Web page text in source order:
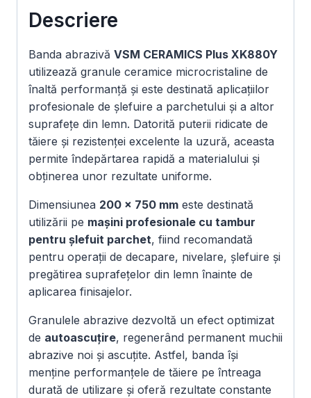
×
mm
|
Set
4
buc.
Descriere
Banda abrazivă VSM CERAMICS Plus XK880Y
utilizează granule ceramice microcristaline de
înaltă performanță și este destinată aplicațiilor
profesionale de șlefuire a parchetului și a altor
suprafețe din lemn. Datorită puterii ridicate de
tăiere și rezistenței excelente la uzură, aceasta
permite îndepărtarea rapidă a materialului și
obținerea unor rezultate uniforme.
Dimensiunea 200 × 750 mm este destinată
utilizării pe mașini profesionale cu tambur
pentru șlefuit parchet, fiind recomandată
pentru operații de decapare, nivelare, șlefuire și
pregătirea suprafețelor din lemn înainte de
aplicarea finisajelor.
Granulele abrazive dezvoltă un efect optimizat
de autoascuțire, regenerând permanent muchii
abrazive noi și ascuțite. Astfel, banda își
menține performanțele de tăiere pe întreaga
durată de utilizare și oferă rezultate constante